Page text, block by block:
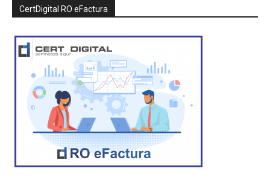
CertDigital RO eFactura